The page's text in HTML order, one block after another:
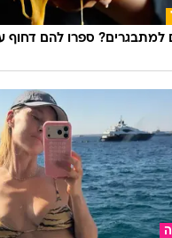
למתבגרים? ספרו להם דחוף